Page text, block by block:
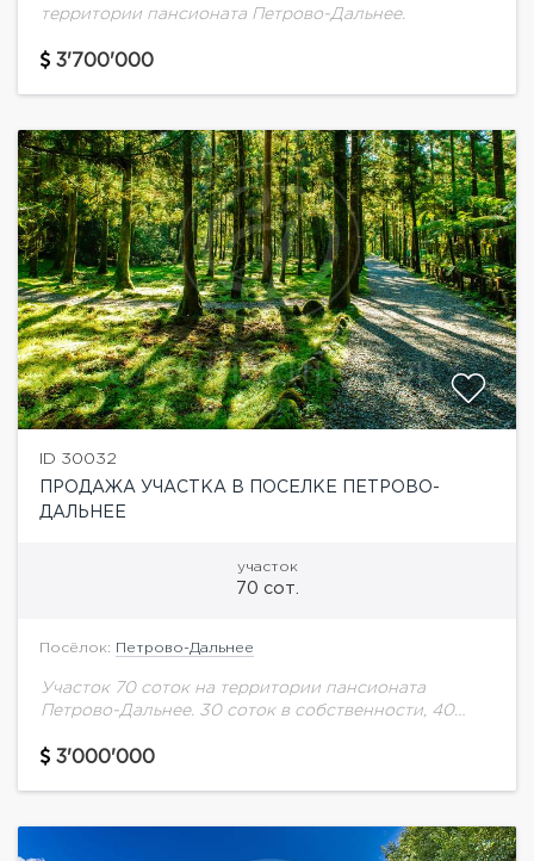
территории пансионата Петрово-Дальнее.
3'700'000
ID 30032
ПРОДАЖА УЧАСТКА В ПОСЕЛКЕ ПЕТРОВО-
ДАЛЬНЕЕ
участок
70 сот.
Посёлок: Петрово-Дальнее
Участок 70 соток на территории пансионата
Петрово-Дальнее. 30 соток в собственности, 40
3'000'000